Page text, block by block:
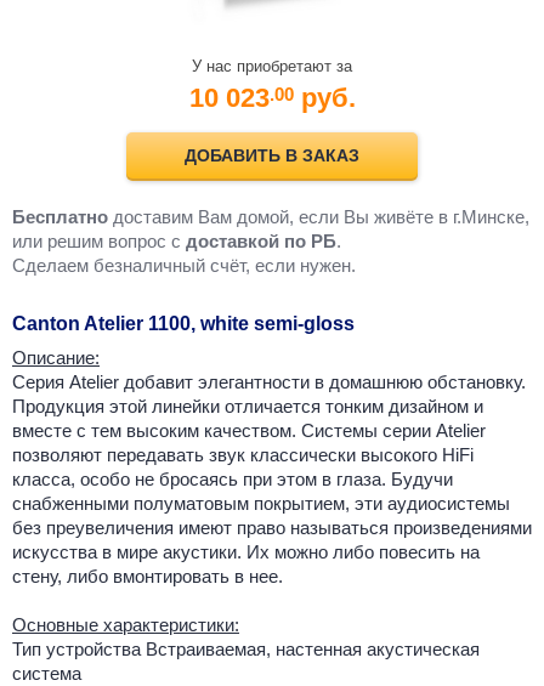
У нас приобретают за
10 023.00 руб.
ДОБАВИТЬ В ЗАКАЗ
Бесплатно доставим Вам домой, если Вы живёте в г.Минске,
или решим вопрос с доставкой по РБ.
Cделаем безналичный счёт, если нужен.
Canton Atelier 1100, white semi-gloss
Описание:
Серия Atelier добавит элегантности в домашнюю обстановку.
Продукция этой линейки отличается тонким дизайном и
вместе с тем высоким качеством. Системы серии Atelier
позволяют передавать звук классически высокого HiFi
класса, особо не бросаясь при этом в глаза. Будучи
снабженными полуматовым покрытием, эти аудиосистемы
без преувеличения имеют право называться произведениями
искусства в мире акустики. Их можно либо повесить на
стену, либо вмонтировать в нее.
Основные характеристики:
Тип устройства Встраиваемая, настенная акустическая
система